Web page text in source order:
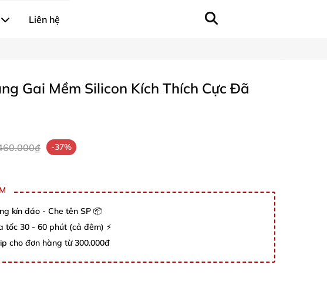
Liên hệ
Gai Mềm Silicon Kích Thích Cực Đã
-37%
kín đáo - Che tên SP 📦
tốc 30 - 60 phút (cả đêm) ⚡
cho đơn hàng từ 300.000đ